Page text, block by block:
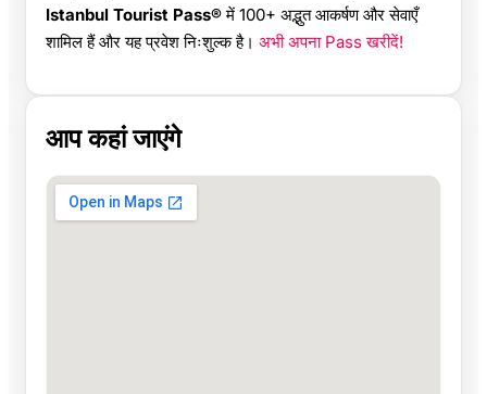
Istanbul Tourist Pass®में 100+ अद्भुत आकर्षण और सेवाएँ
शामिल हैं और यह प्रवेश निःशुल्क है। अभी अपना Pass खरीदें!
आप कहां जाएंगे